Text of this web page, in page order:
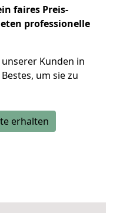
faires Preis-
professionelle
Kunden in
um sie zu
erhalten